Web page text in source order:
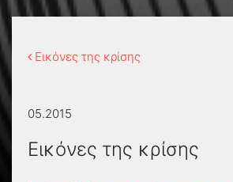
Εικόνες της κρίσης
05.2015
Εικόνες της κρίσης